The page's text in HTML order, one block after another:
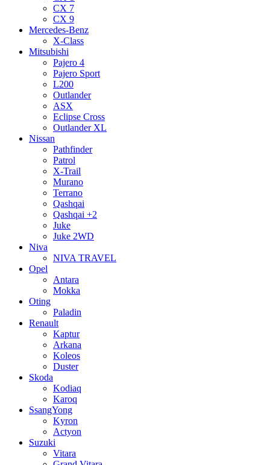
CX 7
CX 9
Mercedes-Benz
X-Class
Mitsubishi
Pajero 4
Pajero Sport
L200
Outlander
ASX
Eclipse Cross
Outlander XL
Nissan
Pathfinder
Patrol
X-Trail
Murano
Terrano
Qashqai
Qashqai +2
Juke
Juke 2WD
Niva
NIVA TRAVEL
Opel
Antara
Mokka
Oting
Paladin
Renault
Kaptur
Arkana
Koleos
Duster
Skoda
Kodiaq
Karoq
SsangYong
Kyron
Actyon
Suzuki
Vitara